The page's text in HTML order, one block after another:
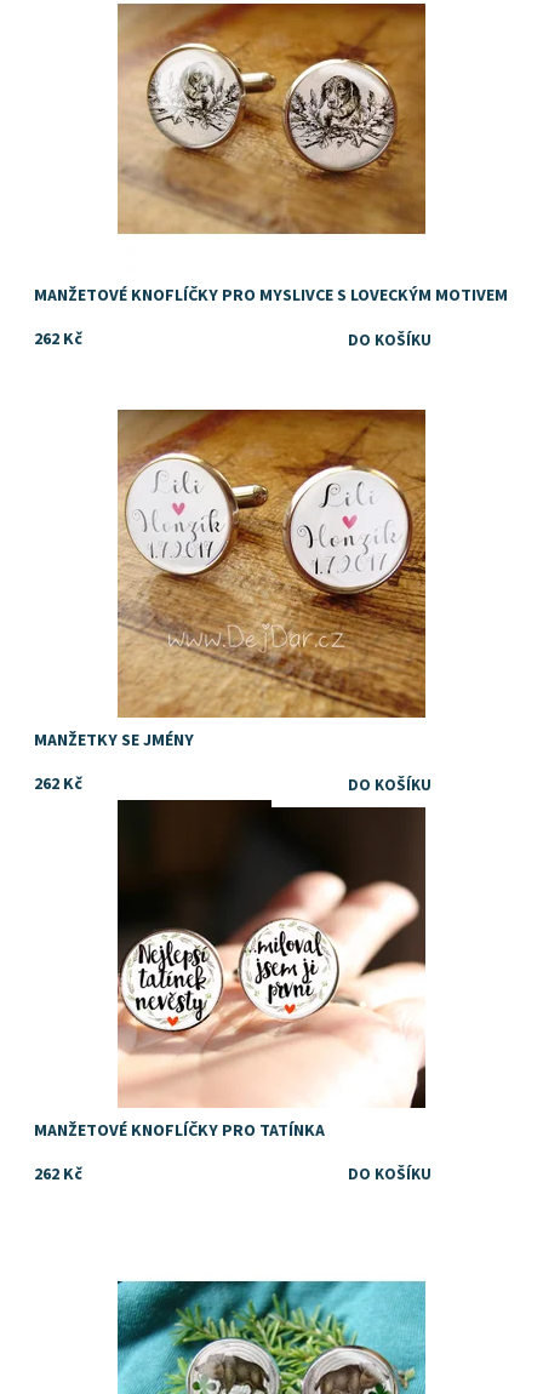
MANŽETOVÉ KNOFLÍČKY PRO MYSLIVCE S LOVECKÝM MOTIVEM
262 Kč
Dostupnost: Skladem
MANŽETKY SE JMÉNY
262 Kč
Dostupnost:
Skladem
MANŽETOVÉ KNOFLÍČKY PRO TATÍNKA
262 Kč